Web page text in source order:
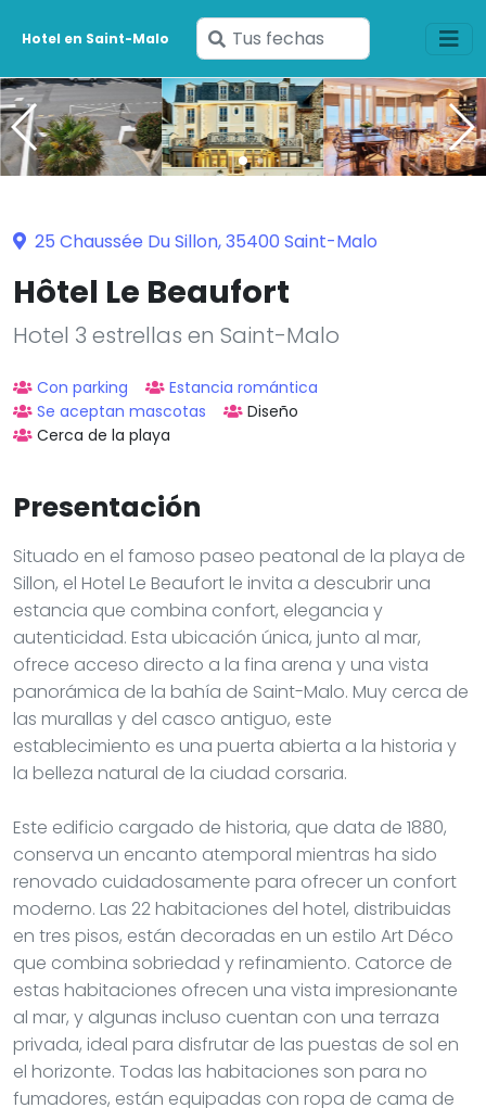
Hotel en Saint-Malo
Ingresa
tus
fechas
25 Chaussée Du Sillon, 35400 Saint-Malo
Hôtel Le Beaufort
Hotel 3 estrellas en Saint-Malo
Con parking
Estancia romántica
Se aceptan mascotas
Diseño
Cerca de la playa
Presentación
Situado en el famoso paseo peatonal de la playa de
Sillon, el Hotel Le Beaufort le invita a descubrir una
estancia que combina confort, elegancia y
autenticidad. Esta ubicación única, junto al mar,
ofrece acceso directo a la fina arena y una vista
panorámica de la bahía de Saint-Malo. Muy cerca de
las murallas y del casco antiguo, este
establecimiento es una puerta abierta a la historia y
la belleza natural de la ciudad corsaria.
Este edificio cargado de historia, que data de 1880,
conserva un encanto atemporal mientras ha sido
renovado cuidadosamente para ofrecer un confort
moderno. Las 22 habitaciones del hotel, distribuidas
en tres pisos, están decoradas en un estilo Art Déco
que combina sobriedad y refinamiento. Catorce de
estas habitaciones ofrecen una vista impresionante
al mar, y algunas incluso cuentan con una terraza
privada, ideal para disfrutar de las puestas de sol en
el horizonte. Todas las habitaciones son para no
fumadores, están equipadas con ropa de cama de